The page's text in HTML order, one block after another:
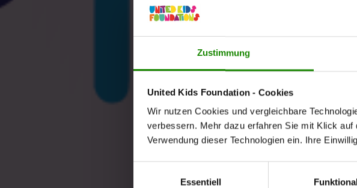
Zustimmung
United Kids Foundation - Cookies
Wir nutzen Cookies und vergleichbare
verbessern. Mehr dazu erfahren Sie mit Klick
Verwendung dieser Technologien ein. Ihre
Essentiell
Funktional